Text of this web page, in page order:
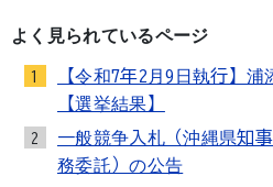
よく見られているページ
1
【令和7年2月9日執行】
【選挙結果】
2
一般競争入札（沖縄県知
務委託）の公告